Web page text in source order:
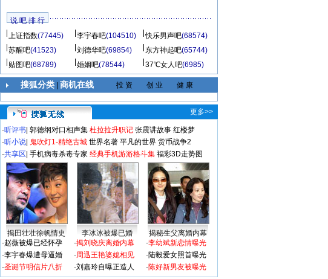
说 吧 排 行
上证指数(77445) 李宇春吧(104510) 快乐男声吧(68574)
苏醒吧(41523) 刘德华吧(69854) 东方神起吧(65744)
贴图吧(68789) 婚姻吧(78544) 37℃女人吧(6985)
搜狐分类| 商机在线 投 资 创 业 健 康
更多>>
·听评书 郭德纲对口相声集 杜拉拉升职记 张震讲故事 红楼梦
·听小说 鬼吹灯1-精绝古城 世界名著 平凡的世界 货币战争2
·共享区 手机病毒杀毒专家 经典手机游游格斗集 福彩3D走势图
揭田壮壮徐帆情史 李冰冰被爆已婚
揭秘生父离婚内幕
·赵薇被爆已经怀孕
·李宇春爆遭母逼婚
·圣诞节明信片八折
·揭刘晓庆离婚内幕
·周迅王艳婆媳相见
·刘嘉玲自曝正造人
·李幼斌新恋情曝光
·陆毅爱女照首曝光
·陈好新男友被曝光